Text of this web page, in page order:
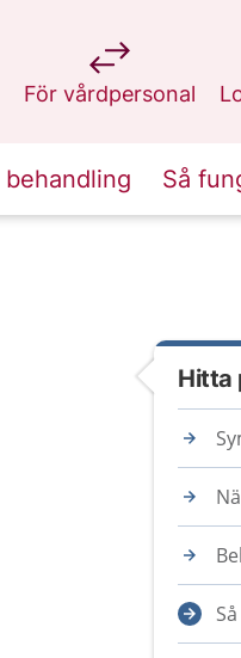
För vårdpersonal
på 1177.se
Så
Hitta